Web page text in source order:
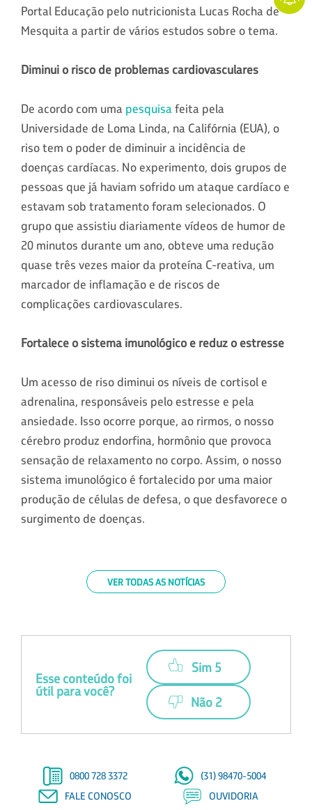
Portal Educação pelo nutricionista Lucas Rocha de
Mesquita a partir de vários estudos sobre o tema.
Diminui o risco de problemas cardiovasculares
De acordo com uma pesquisafeita pela
Universidade de Loma Linda, na Califórnia (EUA), o
riso tem o poder de diminuir a incidência de
doenças cardíacas. No experimento, dois grupos de
pessoas que já haviam sofrido um ataque cardíaco e
estavam sob tratamento foram selecionados. O
grupo que assistiu diariamente vídeos de humor de
20 minutos durante um ano, obteve uma redução
quase três vezes maior da proteína C-reativa, um
marcador de inflamação e de riscos de
complicações cardiovasculares.
Fortalece o sistema imunológico e reduz o estresse
Um acesso de riso diminui os níveis de cortisol e
adrenalina, responsáveis pelo estresse e pela
ansiedade. Isso ocorre porque, ao rirmos, o nosso
cérebro produz endorfina, hormônio que provoca
sensação de relaxamento no corpo. Assim, o nosso
sistema imunológico é fortalecido por uma maior
produção de células de defesa, o que desfavorece o
surgimento de doenças.
VER TODAS AS NOTÍCIAS
Esse conteúdo foi
útil para você?
Sim 5
Não 2
0800 728 3372
(31) 98470-5004
FALE CONOSCO
OUVIDORIA